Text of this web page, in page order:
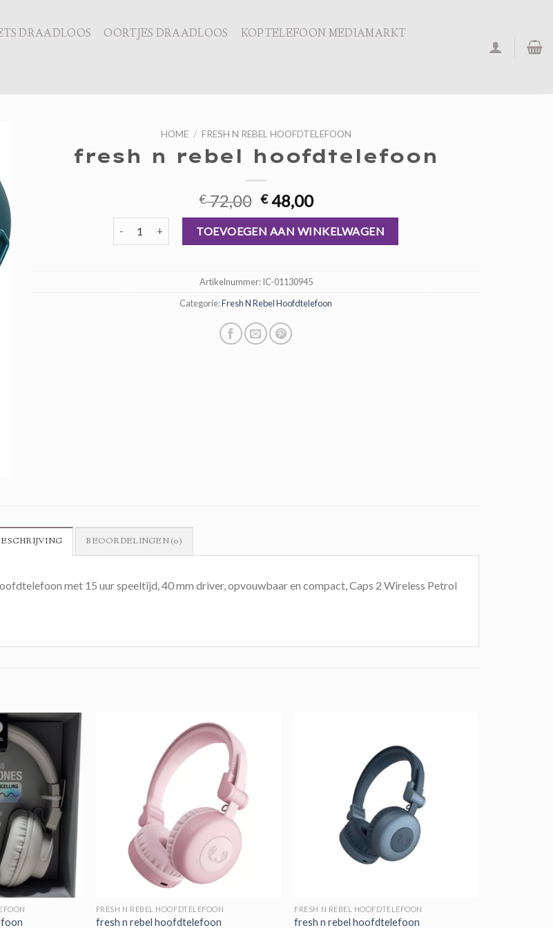
DRAADLOOS OORTJES DRAADLOOS
KOPTELEFOON MEDIAMARKT
HOME / FRESH N REBEL HOOFDTELEFOON
fresh n rebel hoofdtelefoon
€72,00 Oorspronkelijke
prijs
was:
€ 72,00.
€48,00Huidige
prijs
is:
€ 48,00.
fresh n rebel hoofdtelefoon aantalTOEVOEGEN AAN WINKELWAGEN
Artikelnummer:IC-01130945
Categorie:Fresh N Rebel Hoofdtelefoon
BEOORDELINGEN (0)
met 15 uur speeltijd, 40 mm driver, opvouwbaar en compact, Caps 2 Wireless Petrol
FRESH N REBEL HOOFDTELEFOON
fresh n rebel hoofdtelefoon
FRESH N REBEL HOOFDTELEFOON
fresh n rebel hoofdtelefoon